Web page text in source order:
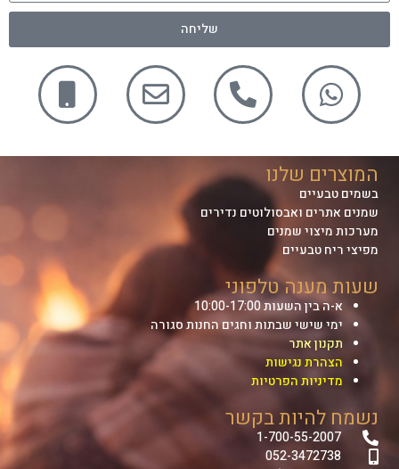
שליחה
שעות מענה טלפוני
א-ה בין השעות 10:00-17:00
ימי שישי שבתות וחגים החנות סגורה
תקנון אתר
הצהרת נגישות
מדיניות הפרטיות
נשמח להיות בקשר
1-700-55-2007
052-3472738
המוצרים שלנו
בשמים טבעיים
שמנים אתרים ואבסולוטים נדירים
מערכות מיצוי שמנים
מפיצי ריח טבעיים